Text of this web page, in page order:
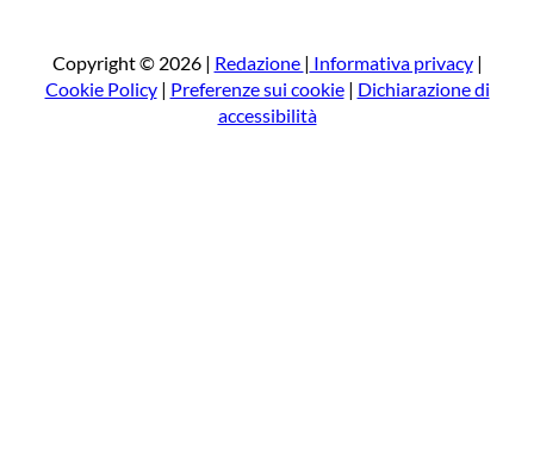
a
Copyright © 2026 | Redazione | Informativa privacy|
Cookie Policy| Preferenze sui cookie| Dichiarazione di
accessibilità